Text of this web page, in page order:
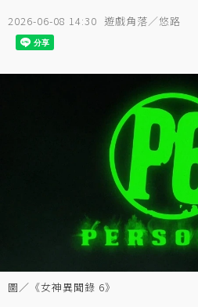
2026-06-08 14:30 遊戲角落／悠路
圖／《女神異聞錄 6》